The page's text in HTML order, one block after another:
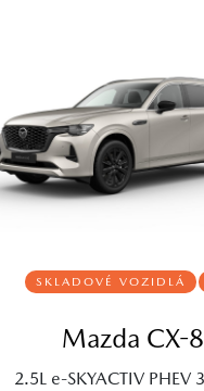
SKLADOVÉ VOZIDLÁ
Mazda CX-
2.5L e‑SKYACTIV PHEV